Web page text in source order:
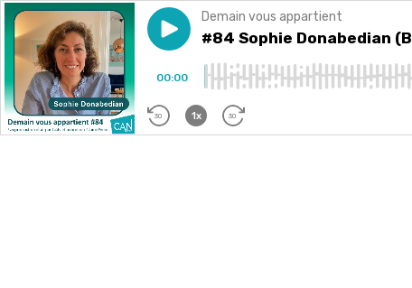
Play episode#84 Sophie Donabedian
Demain vous appartient
#84 Sophie Donabedian
00:00
30 1x 30